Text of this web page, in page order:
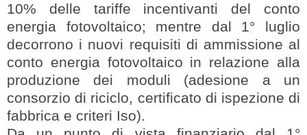
10% delle tariffe incentivanti del conto
energia fotovoltaico; mentre dal 1° luglio
decorrono i nuovi requisiti di ammissione al
conto energia fotovoltaico in relazione alla
produzione dei moduli (adesione a un
consorzio di riciclo, certificato di ispezione di
fabbrica e criteri Iso).